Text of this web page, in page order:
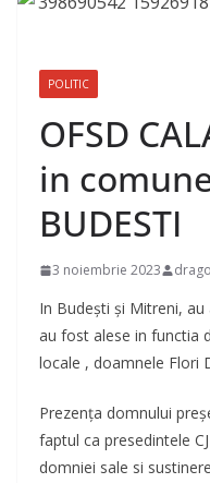
POLITIC
OFSD
in
BUDESTI
3 noiembrie 2023
In Budești și Mitreni, au
au fost alese in functia
locale , doamnele Flori
Prezența domnului
faptul ca presedintele
domniei sale si